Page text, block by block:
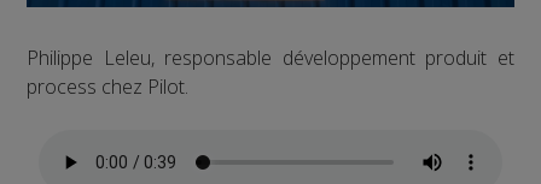
Philippe Leleu, responsable développement produit et
process chez Pilot.